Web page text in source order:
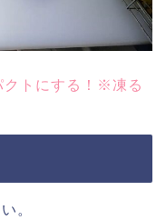
クトにする！※凍る
。